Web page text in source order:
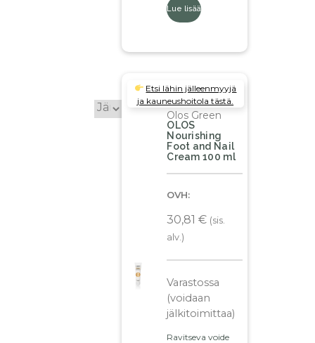
Lue lisää
Etsi lähin jälleenmyyjä
ja kauneushoitola tästä.
Olos Green
OLOS
Nourishing
Foot and Nail
Cream 100 ml
OVH:
30,81€ (sis.
alv.)
Varastossa
(voidaan
jälkitoimittaa)
Ravitseva voide